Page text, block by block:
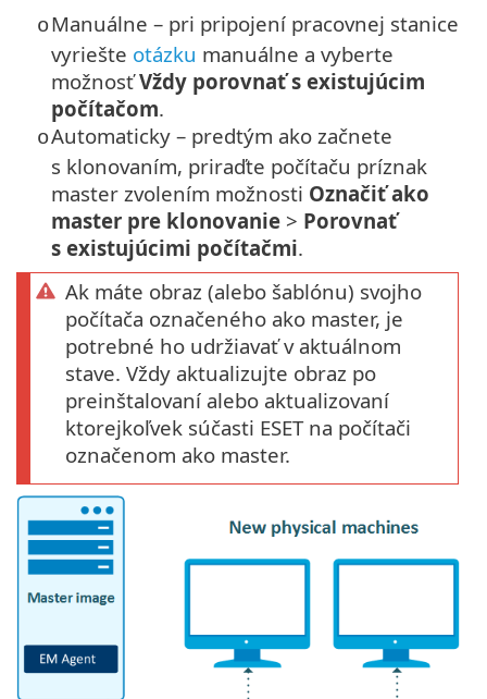
oManuálne – pri pripojení pracovnej stanice
vyriešte otázku manuálne a vyberte
možnosťVždy porovnať s existujúcim
počítačom.
oAutomaticky – predtým ako začnete
s klonovaním, priraďte počítaču príznak
master zvolením možnosti Označiť ako
master pre klonovanie > Porovnať
s existujúcimi počítačmi.
Ak máte obraz (alebo šablónu) svojho
počítača označeného ako master, je
potrebné ho udržiavať v aktuálnom
stave. Vždy aktualizujte obraz po
preinštalovaní alebo aktualizovaní
ktorejkoľvek súčasti ESET na počítači
označenom ako master.